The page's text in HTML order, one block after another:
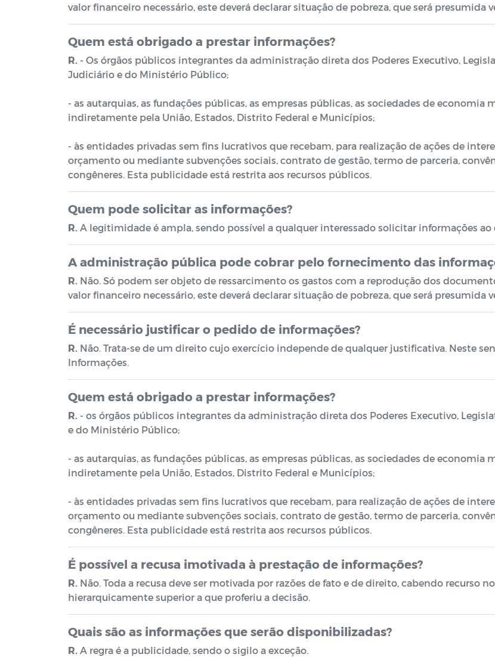
valor financeiro necessário, este deverá declarar situação de pobreza, que será presumida
Quem está obrigado a prestar informações?
R. - Os órgãos públicos integrantes da administração direta dos Poderes Executivo,
Judiciário e do Ministério Público;
- as autarquias, as fundações públicas, as empresas públicas, as sociedades de
indiretamente pela União, Estados, Distrito Federal e Municípios;
- às entidades privadas sem fins lucrativos que recebam, para realização de ações de
orçamento ou mediante subvenções sociais, contrato de gestão, termo de parceria,
congêneres. Esta publicidade está restrita aos recursos públicos.
Quem pode solicitar as informações?
R. A legitimidade é ampla, sendo possível a qualquer interessado solicitar informações
A administração pública pode cobrar pelo fornecimento das
R. Não. Só podem ser objeto de ressarcimento os gastos com a reprodução dos
valor financeiro necessário, este deverá declarar situação de pobreza, que será presumida
É necessário justificar o pedido de informações?
R. Não. Trata-se de um direito cujo exercício independe de qualquer justificativa. Neste
Informações.
Quem está obrigado a prestar informações?
R. - os órgãos públicos integrantes da administração direta dos Poderes Executivo,
e do Ministério Público;
- as autarquias, as fundações públicas, as empresas públicas, as sociedades de
indiretamente pela União, Estados, Distrito Federal e Municípios;
- às entidades privadas sem fins lucrativos que recebam, para realização de ações de
orçamento ou mediante subvenções sociais, contrato de gestão, termo de parceria,
congêneres. Esta publicidade está restrita aos recursos públicos.
É possível a recusa imotivada à prestação de informações?
R. Não. Toda a recusa deve ser motivada por razões de fato e de direito, cabendo recurso
hierarquicamente superior a que proferiu a decisão.
Quais são as informações que serão disponibilizadas?
R. A regra é a publicidade, sendo o sigilo a exceção.